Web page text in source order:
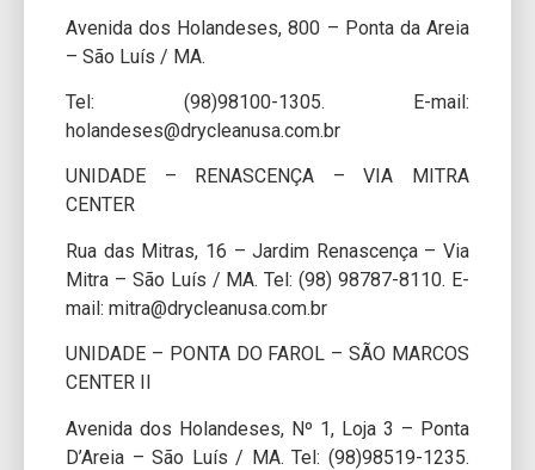
Avenida dos Holandeses, 800 – Ponta da Areia
– São Luís / MA.
Tel: (98)98100-1305. E-mail:
holandeses@drycleanusa.com.br
UNIDADE – RENASCENÇA – VIA MITRA
CENTER
Rua das Mitras, 16 – Jardim Renascença – Via
Mitra – São Luís / MA. Tel: (98) 98787-8110. E-
mail: mitra@drycleanusa.com.br
UNIDADE – PONTA DO FAROL – SÃO MARCOS
CENTER II
Avenida dos Holandeses, Nº 1, Loja 3 – Ponta
D’Areia – São Luís / MA. Tel: (98)98519-1235.